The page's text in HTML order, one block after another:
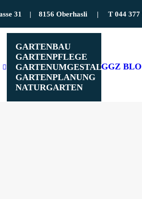
31 | 8156 Oberhasli | T 044 377
GARTENBAU
GARTENPFLEGE
GARTENUMGESTALTUNG
GARTENPLANUNG
NATURGARTEN
GGZ